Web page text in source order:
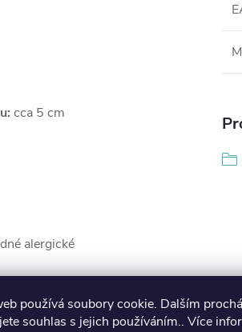
používá soubory cookie. Dalším
souhlas s jejich používáním.. Více
cca 5 cm
alergické